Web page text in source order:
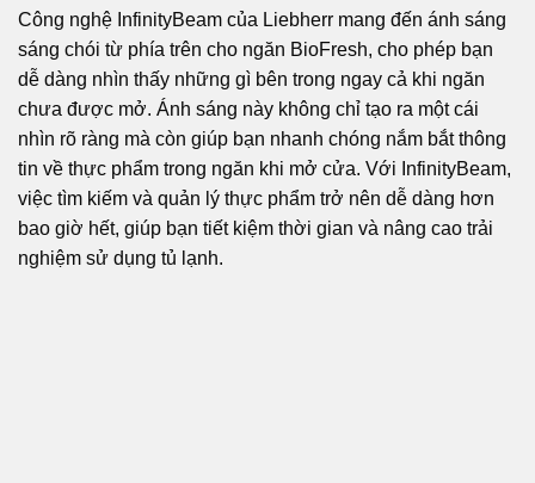
Công nghệ InfinityBeam của Liebherr mang đến ánh sáng
sáng chói từ phía trên cho ngăn BioFresh, cho phép bạn
dễ dàng nhìn thấy những gì bên trong ngay cả khi ngăn
chưa được mở. Ánh sáng này không chỉ tạo ra một cái
nhìn rõ ràng mà còn giúp bạn nhanh chóng nắm bắt thông
tin về thực phẩm trong ngăn khi mở cửa. Với InfinityBeam,
việc tìm kiếm và quản lý thực phẩm trở nên dễ dàng hơn
bao giờ hết, giúp bạn tiết kiệm thời gian và nâng cao trải
nghiệm sử dụng tủ lạnh.